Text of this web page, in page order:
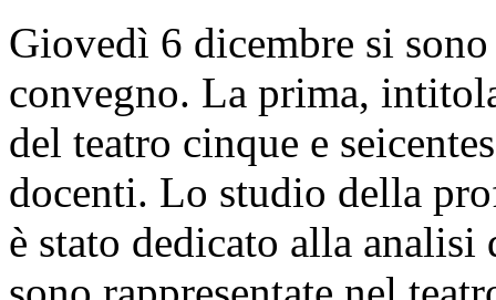
Giovedì 6 dicembre si
convegno. La prima,
del teatro cinque e
docenti. Lo studio della
è stato dedicato alla